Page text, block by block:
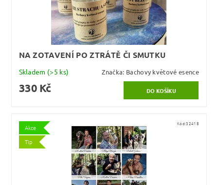
NA ZOTAVENÍ PO ZTRÁTĚ ČI SMUTKU
Skladem (>5 ks) Značka: Bachovy květové esence
330 Kč
Akce
Tip
Kód:32418